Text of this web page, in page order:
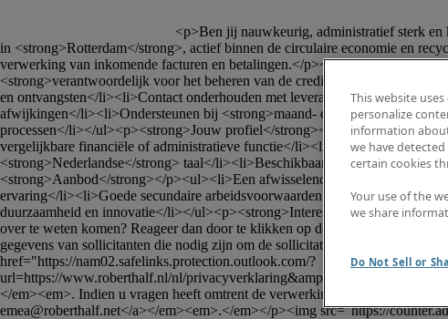
in <strong>Rotterdam</strong>, actief binnen de circulaire economie en
verwerking van inkomende facturen en betalingen.</p><p><strong>Taken
<strong>verantwoordelijk voor het beheren van de
en ontvangsten</li><li>Contact onderhouden met leveranciers over
afwijkingen</li><li>Ondersteunen bij <strong>maand- en
processen</li></ul><p><strong>Jouw profiel</strong></
vergelijkbare financiële of administratieve functie</li><li>Goede kennis
<strong>Nederlandse</strong> taal</li><li>Beschikbaar voor <strong>40
<strong>Aanbod</strong></p><ul><li>Een afwisselende functie binnen
ervaring</li><li>Goede secundaire arbeidsvoorwaarden</
duurzaamheid en innovatie</li></ul><p><strong>Interesse?</strong></
over te weten komen? Reageer dan door te klikken op de ''solliciteer nu /
gegevens van sollicitanten die nodig zijn om de sollicitatieprocedure uit te
href="https://nam02.safelinks.protection.outlook.com/?
url=https://www.roberthalf.nl/nl/privacyverklaring&amp;data=04|01|
</em><em>. Indien u vragen heeft omtrent de verwerking van uw
emea@roberthalf.net</a></em><em>.</em></p><img src="https://
This website
personalize
information
we have
certain cookies
Your use of the
we share
Do Not Sell or